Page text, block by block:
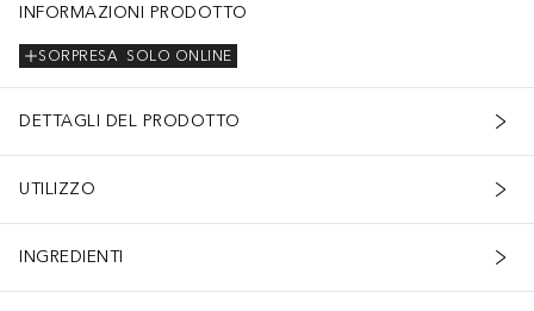
INFORMAZIONI PRODOTTO
SOLO ONLINE
SORPRESA
DETTAGLI DEL PRODOTTO
UTILIZZO
INGREDIENTI
avvolgente con note floreali, intense e legnose